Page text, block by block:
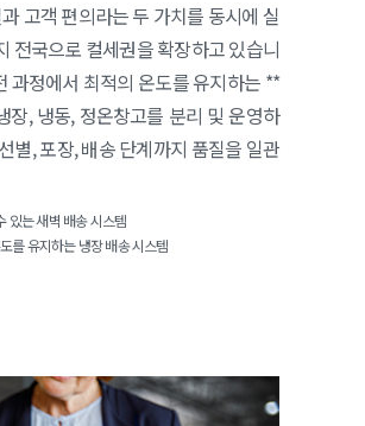
고객 편의라는 두 가치를 동시에 실
전국으로 컬세권을 확장하고 있습니
과정에서 최적의 온도를 유지하는 **
, 냉동, 정온창고를 분리 및 운영하
별, 포장, 배송 단계까지 품질을 일관
있는 새벽 배송 시스템
를 유지하는 냉장 배송 시스템